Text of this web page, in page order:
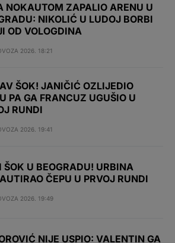
NOKAUTOM ZAPALIO ARENU U
NIKOLIĆ U LUDOJ BORBI
OD VOLOGDINA
2026. 18:21
ŠOK! JANIČIĆ OZLIJEDIO
PA GA FRANCUZ UGUŠIO U
RUNDI
2026. 19:41
ŠOK U BEOGRADU! URBINA
ČEPU U PRVOJ RUNDI
2026. 19:49
NIJE USPIO: VALENTIN GA